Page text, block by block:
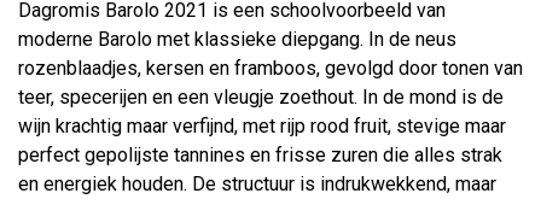
Dagromis Barolo 2021 is een schoolvoorbeeld van
moderne Barolo met klassieke diepgang. In de neus
rozenblaadjes, kersen en framboos, gevolgd door tonen van
teer, specerijen en een vleugje zoethout. In de mond is de
wijn krachtig maar verfijnd, met rijp rood fruit, stevige maar
perfect gepolijste tannines en frisse zuren die alles strak
en energiek houden. De structuur is indrukwekkend, maar